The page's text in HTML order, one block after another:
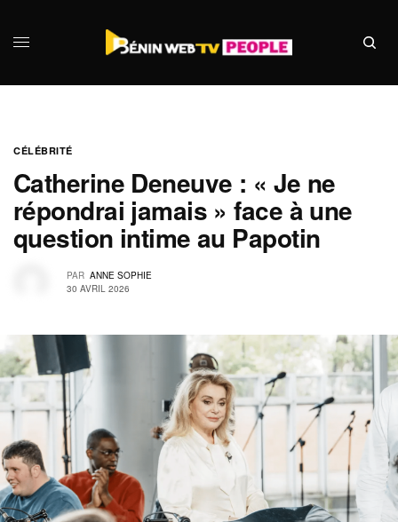
CÉLÉBRITÉ
Catherine Deneuve : « Je ne
répondrai jamais » face à une
question intime au Papotin
PAR ANNE SOPHIE
30 AVRIL 2026